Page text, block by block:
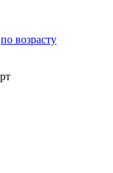
по возрасту